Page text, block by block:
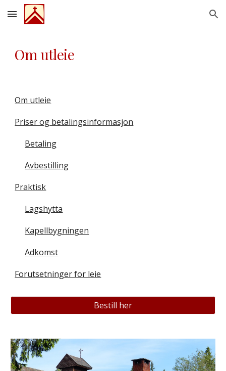
Skip to main content Skip to navigation
Om utleie
Om utleie
Priser og betalingsinformasjon
Betaling
Avbestilling
Praktisk
Lagshytta
Kapellbygningen
Adkomst
Forutsetninger for leie
Bestill her